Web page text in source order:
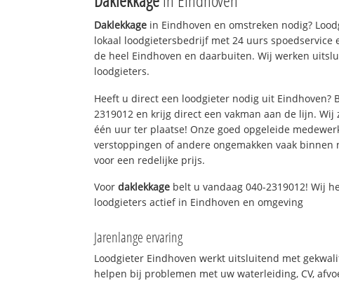
Daklekkage in Eindhoven en omstreken nodig?
lokaal loodgietersbedrijf met 24 uurs spoedservice
de heel Eindhoven en daarbuiten. Wij werken
loodgieters.
Heeft u direct een loodgieter nodig uit Eindhoven?
2319012 en krijg direct een vakman aan de lijn.
één uur ter plaatse! Onze goed opgeleide
verstoppingen of andere ongemakken vaak binnen
voor een redelijke prijs.
Voordaklekkage belt u vandaag 040-2319012! Wij
loodgieters actief in Eindhoven en omgeving
Jarenlange ervaring
Loodgieter Eindhoven werkt uitsluitend met
helpen bij problemen met uw waterleiding, CV,